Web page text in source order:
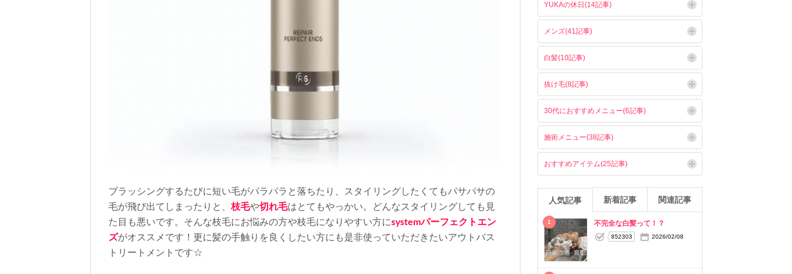
ブラッシングするたびに短い毛がパラパラと落ちたり、スタイリングしたくてもパサパサの
毛が飛び出てしまったりと、 枝毛や切れ毛はとてもやっかい。どんなスタイリングしても見
た目も悪いです。そんな枝毛にお悩みの方や枝毛になりやすい方にsystemパーフェクトエン
ズがオススメです！更に髪の手触りを良くしたい方にも是非使っていただきたいアウトバス
トリートメントです☆
YUKAの休日(14記事)
メンズ(41記事)
白髪(10記事)
抜け毛(8記事)
30代におすすめメニュー(6記事)
施術メニュー(38記事)
おすすめアイテム(25記事)
人気記事 新着記事 関連記事
1 不完全な白髪って！？
852303 2026/02/08